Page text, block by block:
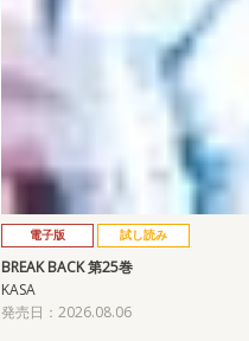
電子版 試し読み
BREAK BACK 第25巻
KASA
発売日：2026.08.06